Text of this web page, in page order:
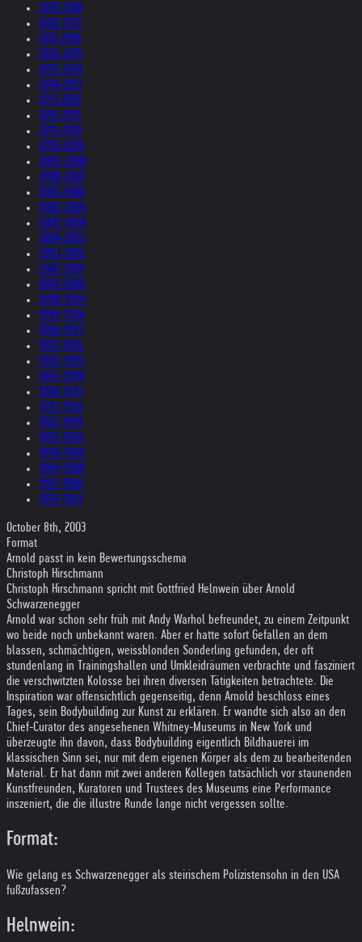
2019-2018
2018-2017
2017-2016
2016-2015
2015-2014
2014-2013
2013-2012
2012-2011
2011-2010
2010-2009
2009-2008
2008-2007
2007-2006
2006-2005
2005-2004
2004-2003
2003-2002
2002-2001
2001-2000
2000-1999
1999-1998
1998-1997
1997-1996
1996-1995
1995-1994
1994-1993
1993-1992
1992-1991
1991-1990
1990-1989
1989-1988
1987-1980
1979-1969
October 8th, 2003
Format
Arnold passt in kein Bewertungsschema
Christoph Hirschmann
Christoph Hirschmann spricht mit Gottfried Helnwein über Arnold
Schwarzenegger
Arnold war schon sehr früh mit Andy Warhol befreundet, zu einem Zeitpunkt
wo beide noch unbekannt waren. Aber er hatte sofort Gefallen an dem
blassen, schmächtigen, weissblonden Sonderling gefunden, der oft
stundenlang in Trainingshallen und Umkleidräumen verbrachte und fasziniert
die verschwitzten Kolosse bei ihren diversen Tätigkeiten betrachtete. Die
Inspiration war offensichtlich gegenseitig, denn Arnold beschloss eines
Tages, sein Bodybuilding zur Kunst zu erklären. Er wandte sich also an den
Chief-Curator des angesehenen Whitney-Museums in New York und
überzeugte ihn davon, dass Bodybuilding eigentlich Bildhauerei im
klassischen Sinn sei, nur mit dem eigenen Körper als dem zu bearbeitenden
Material. Er hat dann mit zwei anderen Kollegen tatsächlich vor staunenden
Kunstfreunden, Kuratoren und Trustees des Museums eine Performance
inszeniert, die die illustre Runde lange nicht vergessen sollte.
Format:
Wie gelang es Schwarzenegger als steirischem Polizistensohn in den USA
fußzufassen?
Helnwein: